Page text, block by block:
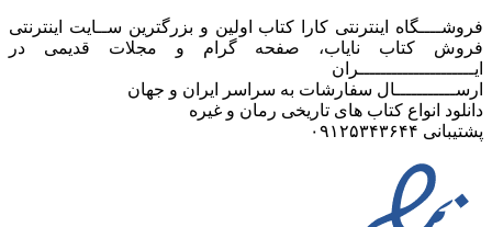
فروشــــگاه اینترنتی کارا کتاب اولین و بزرگترین ســایت اینترنتی
فروش کتاب نایاب، صفحه گرام و مجلات قدیمی در
ایـــــــــــــــــــــران
ارســـــــــــال سفارشات به سراسر ایران و جهان
دانلود انواع کتاب های تاریخی رمان و غیره
پشتیبانی ۰۹۱۲۵۳۴۳۶۴۴